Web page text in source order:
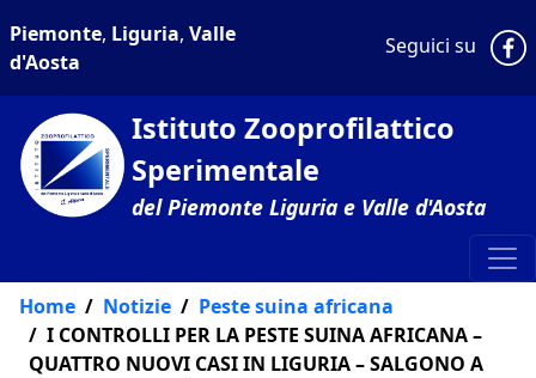
Piemonte, Liguria, Valle
d'Aosta
Seguici su
Istituto Zooprofilattico
Sperimentale
del Piemonte Liguria e Valle d'Aosta
Home Notizie
Peste suina africana
I CONTROLLI PER LA PESTE SUINA AFRICANA –
QUATTRO NUOVI CASI IN LIGURIA – SALGONO A